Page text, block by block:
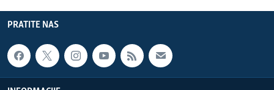
PRATITE NAS